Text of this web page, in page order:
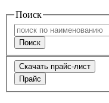
Поиск
Поиск
Скачать прайс-лист
Прайс